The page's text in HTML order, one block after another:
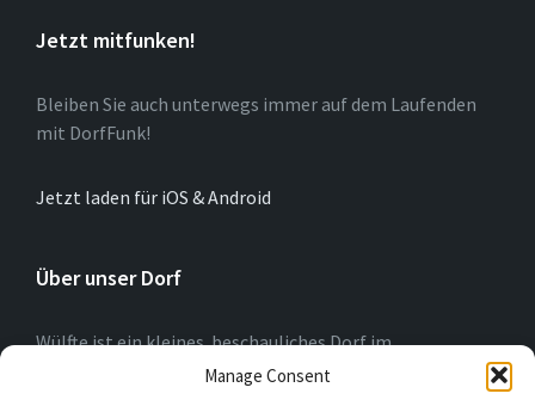
Manage Consent
Jetzt mitfunken!
Bleiben Sie auch unterwegs immer auf dem Laufenden
mit DorfFunk!
Jetzt laden für iOS & Android
Über unser Dorf
Wülfte ist ein kleines beschauliches Dorf im
Hochsauerlandkreis (NRW) am Rande der Briloner
Hochfläche. Wir blicken auf eine 775-jährige Geschichte